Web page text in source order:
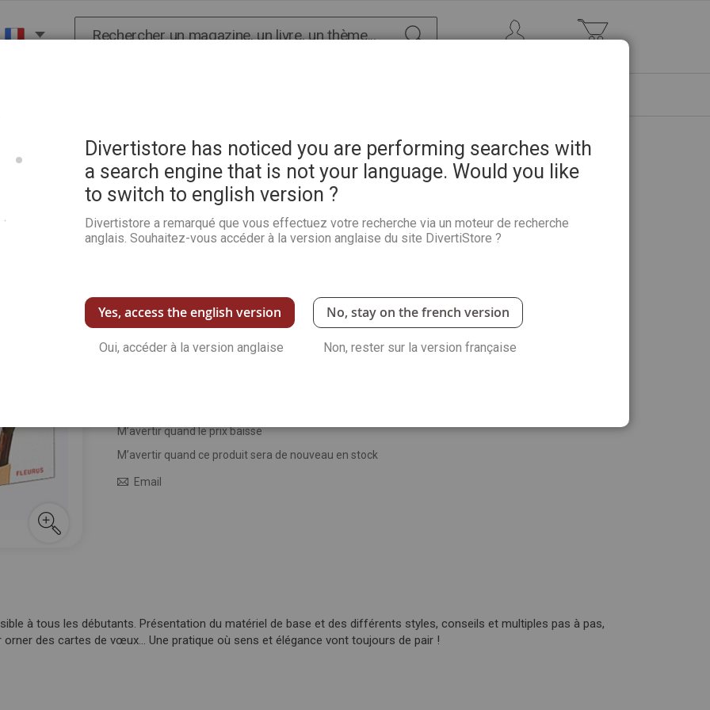
idéogrammes
La calligraphie Chinoise facile - Des traits aux
idéogrammes
Soyez le premier à commenter ce produit
Voir plus de détails
M’avertir quand le prix baisse
M’avertir quand ce produit sera de nouveau en stock
Email
à tous les débutants. Présentation du matériel de base et des différents styles, conseils et multiples pas à pas,
des cartes de vœux… Une pratique où sens et élégance vont toujours de pair !
Divertistore has noticed you are performing searches with
a search engine that is not your language. Would you like
to switch to english version ?
Divertistore a remarqué que vous effectuez votre recherche via un moteur de recherche
anglais. Souhaitez-vous accéder à la version anglaise du site DivertiStore ?
Yes, access the english version
Oui, accéder à la version anglaise
No, stay on the french version
Non, rester sur la version française